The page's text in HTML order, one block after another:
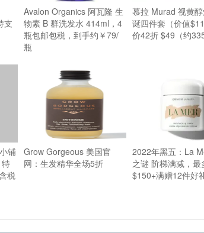
支
Avalon Organics 阿瓦隆 生
物素 B 群洗发水 414ml，4
瓶包邮包税，到手约￥79/
瓶
慕拉 Murad 视黄
诞四件套（价值
价42折 $49（约335
铺
税
Grow Gorgeous 美国官
网：生发精华全场5折
2022年黑五：La
之谜 阶梯满减，最
$150+满赠12件好